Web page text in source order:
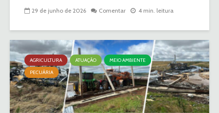
29 de junho de 2026 Comentar 4 min. leitura
AGRICULTURA ATUAÇÃO
MEIO AMBIENTE
PECUÁRIA